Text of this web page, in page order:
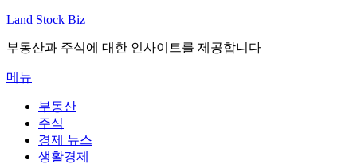
내
으
로
바
Land Stock Biz
부동산과 주식에 대한 인사이트를 제공합니다
메뉴
부동산
주식
경제 뉴스
생활경제